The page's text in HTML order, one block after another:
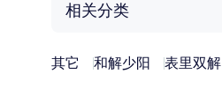
相关分类
其它 和解少阳 表里双解